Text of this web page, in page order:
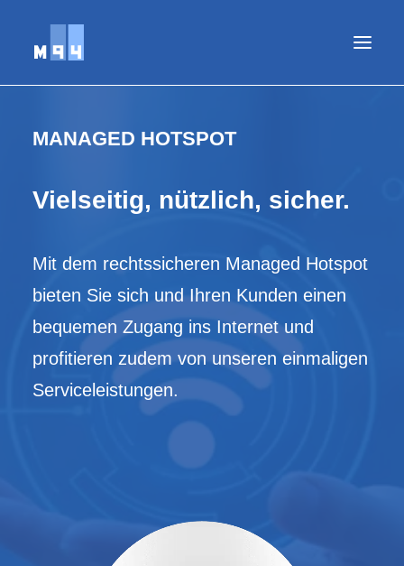
MANAGED HOTSPOT
Vielseitig, nützlich, sicher.
Mit dem rechtssicheren Managed Hotspot
bieten Sie sich und Ihren Kunden einen
bequemen Zugang ins Internet und
profitieren zudem von unseren einmaligen
Serviceleistungen.